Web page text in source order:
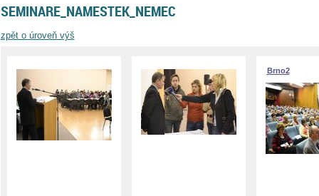
SEMINARE_NAMESTEK_NEMEC
zpět o úroveň výš
Brno2